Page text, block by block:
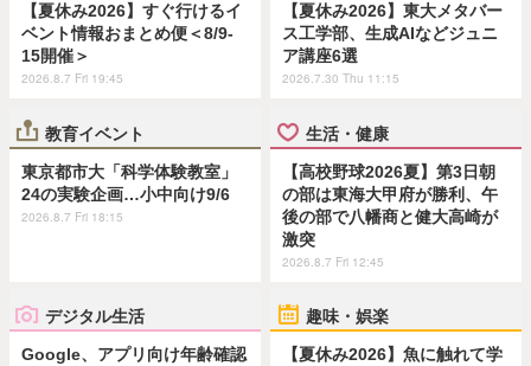
【夏休み2026】すぐ行けるイ
ベント情報おまとめ便＜8/9-
15開催＞
2026.8.7 Fri 19:45
【夏休み2026】東大メタバー
ス工学部、生成AIなどジュニ
ア講座6選
2026.7.30 Thu 11:15
教育イベント
東京都市大「科学体験教室」
24の実験企画…小中向け9/6
2026.8.7 Fri 18:15
生活・健康
【高校野球2026夏】第3日朝
の部は東海大甲府が勝利、午
後の部で八幡商と健大高崎が
激突
2026.8.7 Fri 12:45
デジタル生活
Google、アプリ向け年齢確認
趣味・娯楽
【夏休み2026】魚に触れて学